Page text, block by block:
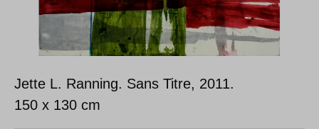
Jette L. Ranning. Sans Titre, 2011.
150 x 130 cm